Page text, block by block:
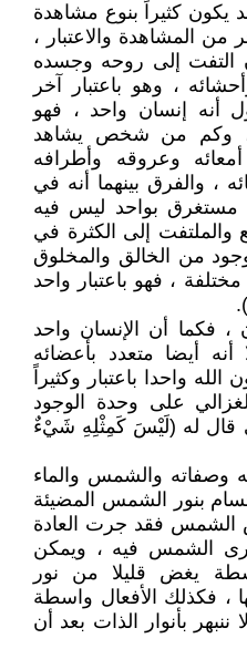
كثيراً بنوع مشاهدة
من المشاهدة والاعتبار ،
التفت إلى روحه وجسده
، وهو باعتبار آخر
أنه إنسان واحد ، فهو
وكم من شخص يشاهد
أمعائه وعروقه وأطرافه
والفرق بينهما أنه في
مستغرق بواحد ليس فيه
والملتفت إلى الكثرة في
من الخالق والمخلوق
، فهو باعتبار واحد
، فكما أن الإنسان واحد
أيضا متعدد بأعضائه
واحدا باعتبار وكثيراً
على وحدة الوجود
قال له (لَيْسَ كَمِثْلِهِ شَيْءٌ
وصفاته والشمس والماء
بنور الشمس المضيئة
الشمس فقد جرت العادة
الشمس فيه ، ويمكن
يغض قليلا من نور
، فكذلك الأفعال واسطة
بأنوار الذات بعد أن